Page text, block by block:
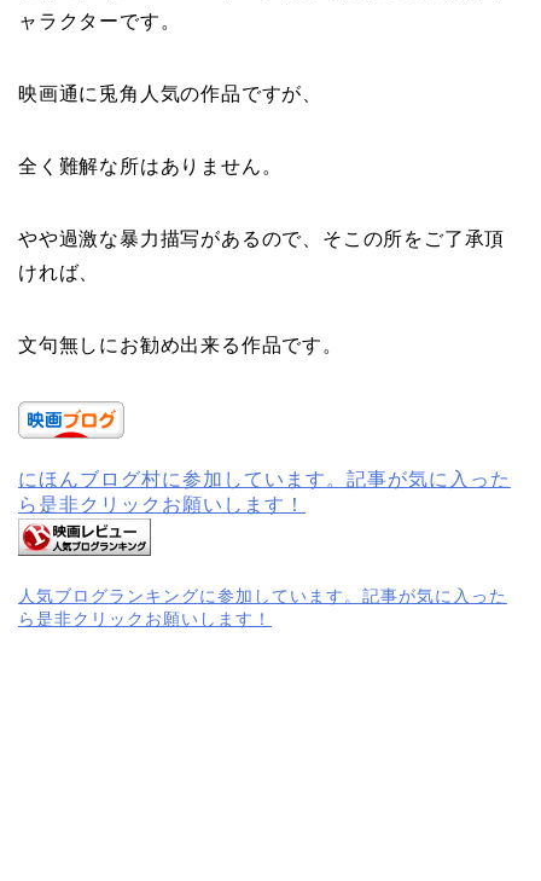
ャラクターです。
映画通に兎角人気の作品ですが、
全く難解な所はありません。
やや過激な暴力描写があるので、そこの所をご了承頂
ければ、
文句無しにお勧め出来る作品です。
にほんブログ村に参加しています。記事が気に入った
ら是非クリックお願いします！
人気ブログランキングに参加しています。記事が気に入った
ら是非クリックお願いします！